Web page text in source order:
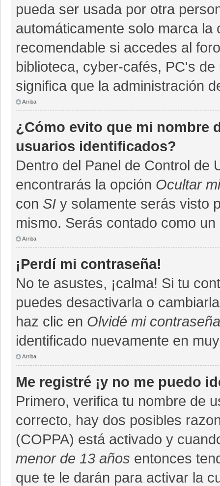
pueda ser usada por otra
automáticamente solo marca la
recomendable si accedes al
biblioteca, cyber-cafés, PC's
significa que la administración
Arriba
¿Cómo evito que mi nombre
usuarios identificados?
Dentro del Panel de Control de
encontrarás la opción Ocultar
con SI y solamente serás visto
mismo. Serás contado como
Arriba
¡Perdí mi contraseña!
No te asustes, ¡calma! Si tu
puedes desactivarla o
haz clic en Olvidé mi contraseña
identificado nuevamente en
Arriba
Me registré ¡y no me puedo
Primero, verifica tu nombre de
correcto, hay dos posibles
(COPPA) está activado y
menor de 13 años entonces
que te le darán para activar la